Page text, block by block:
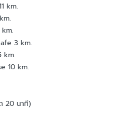
km.
3 km.
km.
10 km.
20 นาที)